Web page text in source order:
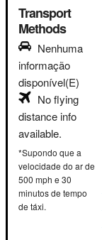
Transport
Methods
Nenhuma
informação
disponível(E)
No flying
distance info
available.
*Supondo que a
velocidade do ar de
500 mph e 30
minutos de tempo
de táxi.